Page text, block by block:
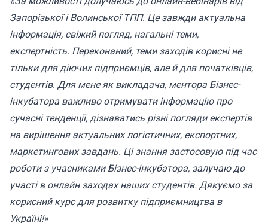
Запорізької і Волинської ТПП. Це завжди актуальна
інформація, свіжий погляд, нагальні теми,
експертність. Переконаний, теми заходів корисні не
тільки для діючих підприємців, але й для початківців,
студентів. Для мене як викладача, ментора Бізнес-
інкубатора важливо отримувати інформацію про
сучасні тенденції, дізнаватись різні погляди експертів
на вирішення актуальних логістичних, експортних,
маркетингових завдань. Ці знання застосовую під час
роботи з учасниками Бізнес-інкубатора, залучаю до
участі в онлайн заходах наших студентів. Дякуємо за
корисний курс для розвитку підприємництва в
Україні!»